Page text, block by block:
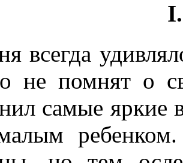
всегда
не помнят о
самые яркие